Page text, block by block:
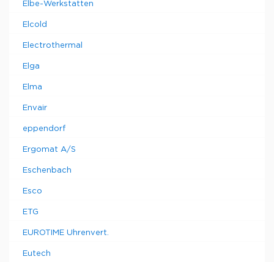
Elbe-Werkstatten
Elcold
Electrothermal
Elga
Elma
Envair
eppendorf
Ergomat A/S
Eschenbach
Esco
ETG
EUROTIME Uhrenvert.
Eutech